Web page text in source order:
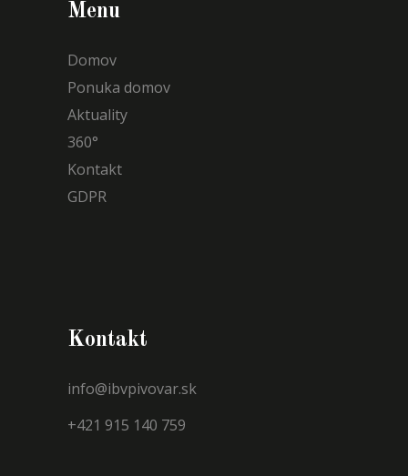
Menu
Domov
Ponuka domov
Aktuality
360°
Kontakt
GDPR
Kontakt
info@ibvpivovar.sk
+421 915 140 759